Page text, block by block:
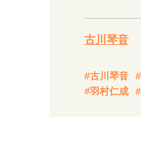
古川琴音
#古川琴音
#羽村仁成